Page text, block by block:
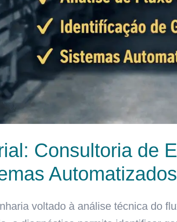
Consultoria de
Automatizados
voltado à análise técnica do